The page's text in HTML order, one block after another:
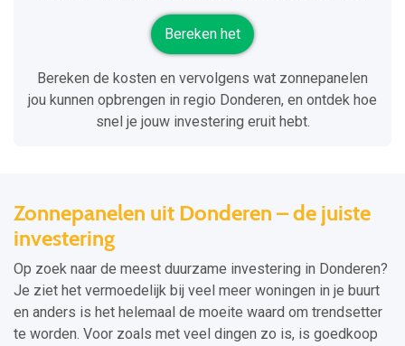
Bereken het
Bereken de kosten en vervolgens wat zonnepanelen
jou kunnen opbrengen in regio Donderen, en ontdek hoe
snel je jouw investering eruit hebt.
Zonnepanelen uit Donderen – de juiste
investering
Op zoek naar de meest duurzame investering in Donderen?
Je ziet het vermoedelijk bij veel meer woningen in je buurt
en anders is het helemaal de moeite waard om trendsetter
te worden. Voor zoals met veel dingen zo is, is goedkoop